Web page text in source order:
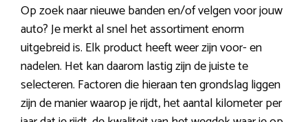
Op zoek naar nieuwe banden en/of velgen voor jouw
auto? Je merkt al snel het assortiment enorm
uitgebreid is. Elk product heeft weer zijn voor- en
nadelen. Het kan daarom lastig zijn de juiste te
selecteren. Factoren die hieraan ten grondslag liggen
zijn de manier waarop je rijdt, het aantal kilometer per